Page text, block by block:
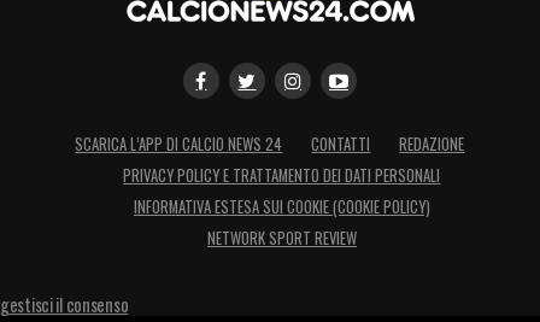
SCARICA L’APP DI CALCIO NEWS 24 CONTATTI
REDAZIONE
PRIVACY POLICY E TRATTAMENTO DEI DATI PERSONALI
INFORMATIVA ESTESA SUI COOKIE (COOKIE POLICY)
NETWORK SPORT REVIEW
gestisci il consenso